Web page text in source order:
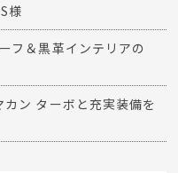
様
フ＆黒革インテリアの
ン ターボと充実装備を